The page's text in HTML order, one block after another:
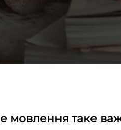
мовлення таке